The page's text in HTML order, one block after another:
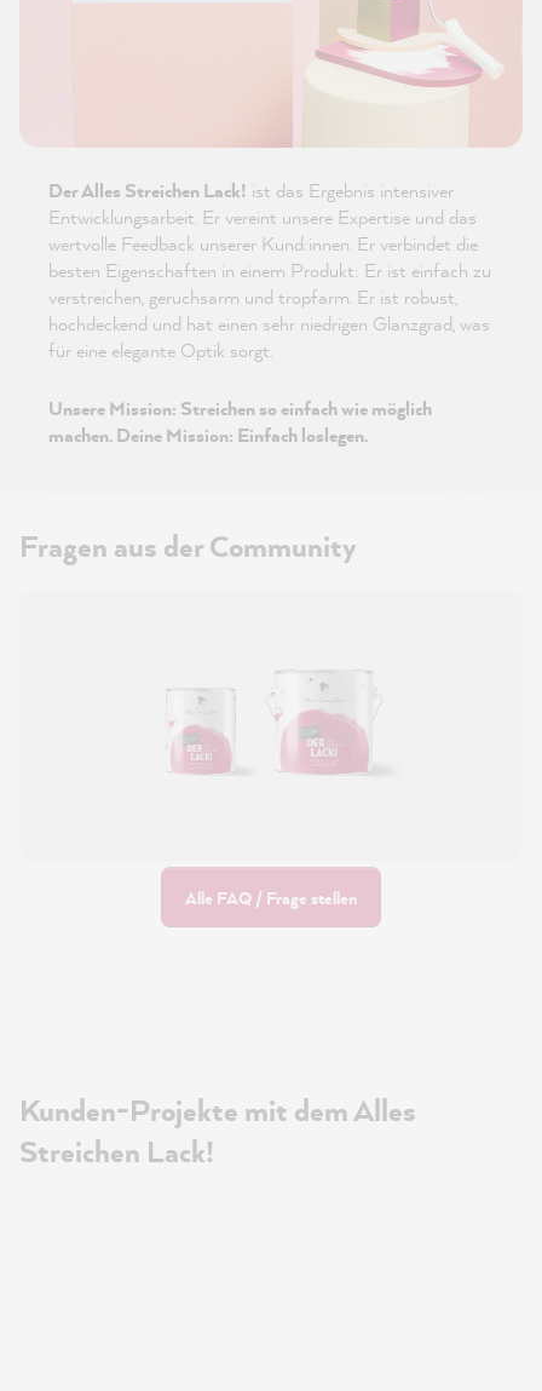
Der Alles Streichen Lack! ist das Ergebnis intensiver
Entwicklungsarbeit. Er vereint unsere Expertise und das
wertvolle Feedback unserer Kund:innen. Er verbindet die
besten Eigenschaften in einem Produkt: Er ist einfach zu
verstreichen, geruchsarm und tropfarm. Er ist robust,
hochdeckend und hat einen sehr niedrigen Glanzgrad, was
für eine elegante Optik sorgt.
Unsere Mission: Streichen so einfach wie möglich
machen. Deine Mission: Einfach loslegen.
Fragen aus der Community
Alle FAQ / Frage stellen
Kunden-Projekte mit dem Alles
Streichen Lack!